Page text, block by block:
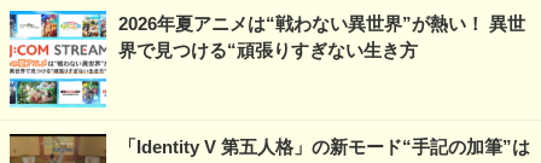
2026年夏アニメは“戦わない異世界”が熱い！ 異世
界で見つける“頑張りすぎない生き方
「Identity V 第五人格」の新モード“手記の加筆”は